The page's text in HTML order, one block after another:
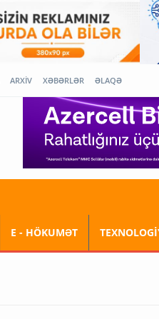
ARXİV XƏBƏRLƏR ƏLAQƏ
E - HÖKUMƏT